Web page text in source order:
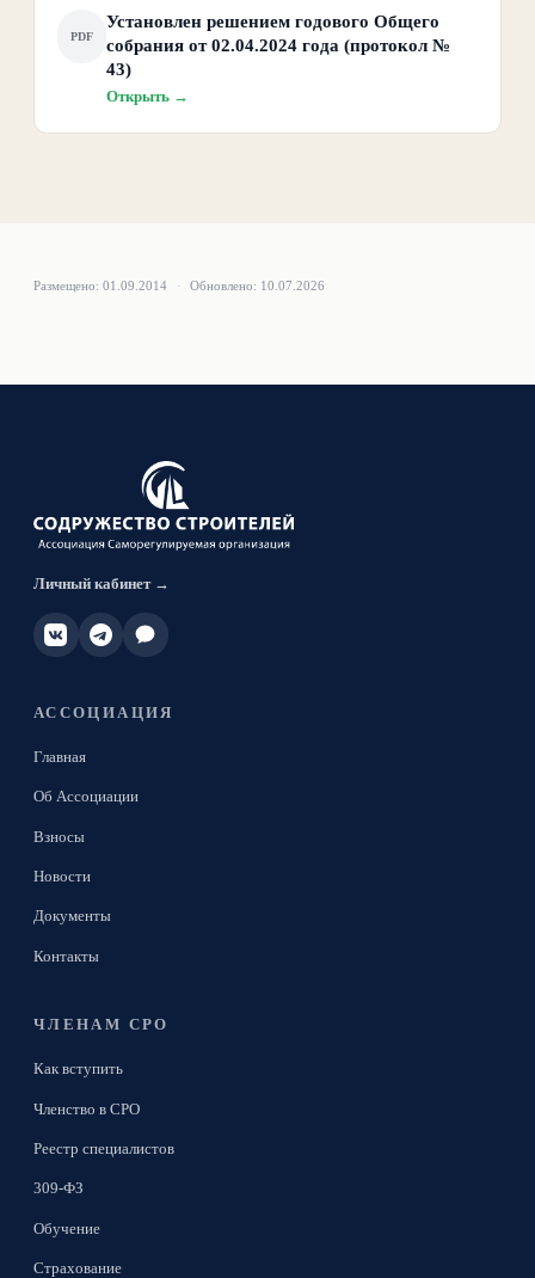
PDF
Установлен решением годового Общего
собрания от 02.04.2024 года (протокол №
43)
Открыть →
Размещено: 01.09.2014 · Обновлено: 10.07.2026
Личный кабинет →
АССОЦИАЦИЯ
Главная
Об Ассоциации
Взносы
Новости
Документы
Контакты
ЧЛЕНАМ СРО
Как вступить
Членство в СРО
Реестр специалистов
309-ФЗ
Обучение
Страхование